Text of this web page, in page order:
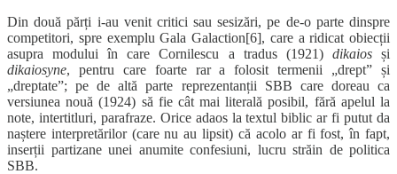
Din două părți i-au venit critici sau sesizări, pe de-o parte dinspre
competitori, spre exemplu Gala Galaction[6], care a ridicat obiecții
asupra modului în care Cornilescu a tradus (1921) dikaiosși
dikaiosyne, pentru care foarte rar a folosit termenii „drept” și
„dreptate”; pe de altă parte reprezentanții SBB care doreau ca
versiunea nouă (1924) să fie cât mai literală posibil, fără apelul la
note, intertitluri, parafraze. Orice adaos la textul biblic ar fi putut da
naștere interpretărilor (care nu au lipsit) că acolo ar fi fost, în fapt,
inserții partizane unei anumite confesiuni, lucru străin de politica
SBB.